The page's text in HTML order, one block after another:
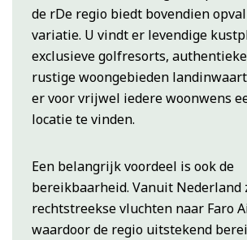
de rDe regio biedt bovendien
variatie. U vindt er levendige
exclusieve golfresorts,
rustige woongebieden
er voor vrijwel iedere woonwens
locatie te vinden.
Een belangrijk voordeel is ook de
bereikbaarheid. Vanuit Nederland
rechtstreekse vluchten naar Faro
waardoor de regio uitstekend